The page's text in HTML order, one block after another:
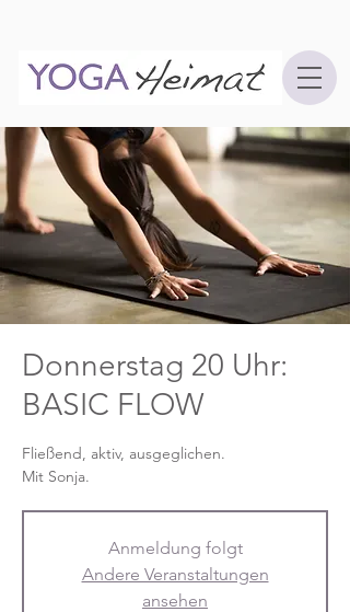
Donnerstag 20 Uhr:
BASIC FLOW
Fließend, aktiv, ausgeglichen.
Mit Sonja.
Anmeldung folgt
Andere Veranstaltungen
ansehen